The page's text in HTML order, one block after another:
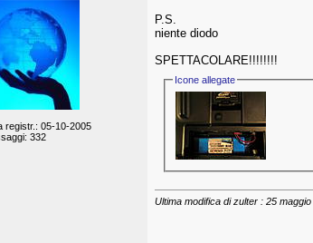
registr.: 05-10-2005
332
P.S.
niente diodo
SPETTACOLARE!!!!!!!!
Icone allegate
Ultima modifica di zulter : 25